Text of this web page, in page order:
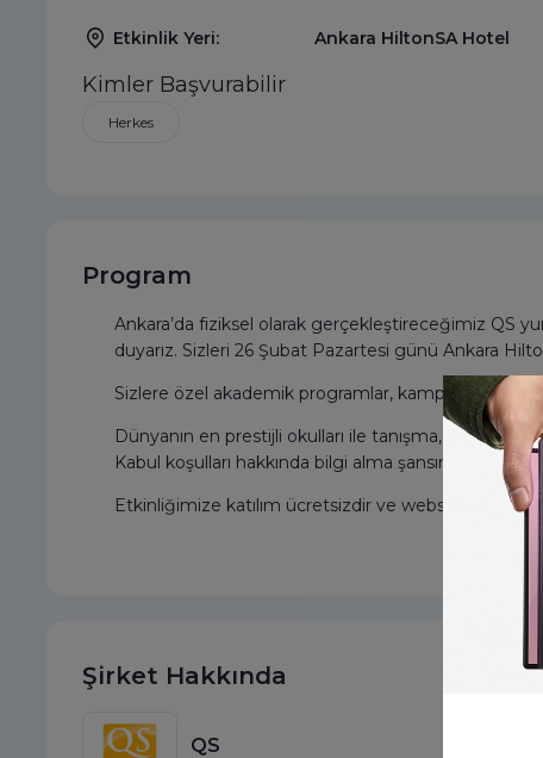
Etkinlik Yeri: Ankara HiltonSA Hotel
Kimler Başvurabilir
Herkes
Program
Ankara’da fiziksel olarak gerçekleştireceğimiz QS
duyarız. Sizleri 26 Şubat Pazartesi günü Ankara
Sizlere özel akademik programlar, kampüs hayatı,
Dünyanın en prestijli okulları ile tanışma, kayıt
Kabul koşulları hakkında bilgi alma şansını kaçırma!
Etkinliğimize katılım ücretsizdir ve websitemizi
Şirket Hakkında
QS